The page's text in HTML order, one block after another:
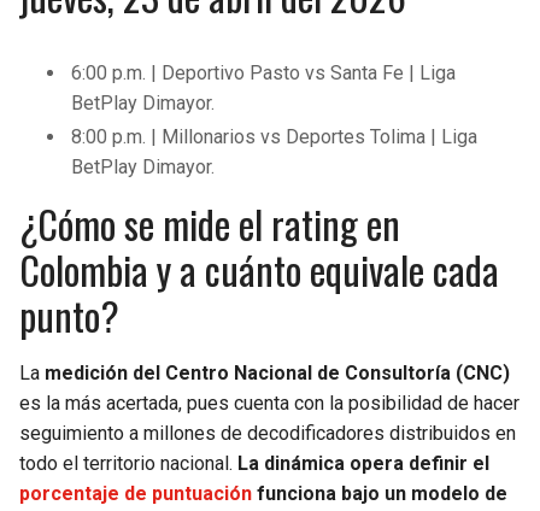
6:00 p.m. | Deportivo Pasto vs Santa Fe | Liga
BetPlay Dimayor.
8:00 p.m. | Millonarios vs Deportes Tolima | Liga
BetPlay Dimayor.
¿Cómo se mide el rating en
Colombia y a cuánto equivale cada
punto?
La medición del Centro Nacional de Consultoría (CNC)
es la más acertada, pues cuenta con la posibilidad de hacer
seguimiento a millones de decodificadores distribuidos en
todo el territorio nacional. La dinámica opera definir el
porcentaje de puntuación funciona bajo un modelo de